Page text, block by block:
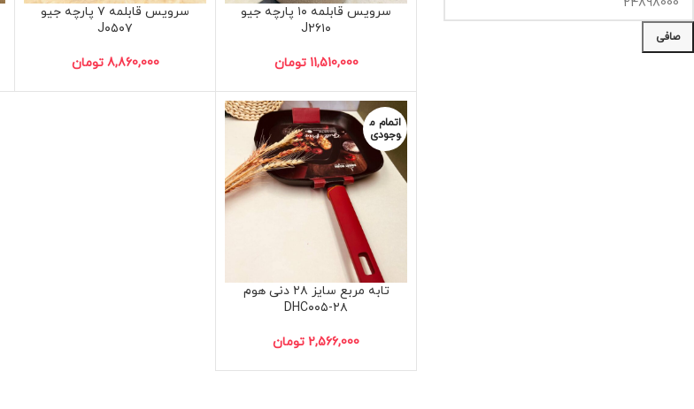
صافی
سرویس قابلمه ۱۰ پارچه جیو
J۲۶۱۰
11,510,000 تومان
سرویس قابلمه ۷ پارچه جیو
J۰۵۰۷
8,860,000 تومان
اتمام م
وجودی
تابه مربع سایز ۲۸ دنی هوم
DHC۰۰۵-۲۸
2,566,000 تومان